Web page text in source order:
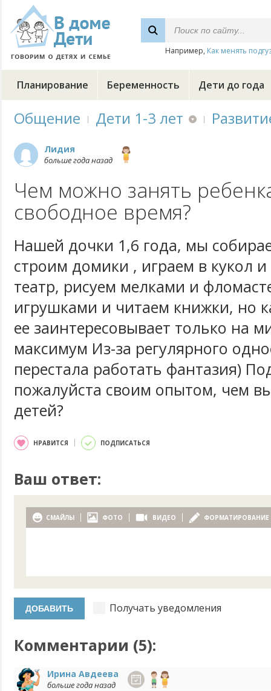
Например, Как менять
Планирование Беременность Дети до года
Общение Дети 1-3 лет
Лидия
больше года назад
Чем можно занять
свободное время?
Нашей дочки 1,6 года, мы
строим домики , играем в кукол
театр, рисуем мелками и
игрушками и читаем книжки, но
ее заинтересовывает только на
максимум Из-за регулярного
перестала работать фантазия)
пожалуйста своим опытом, чем
детей?
НРАВИТСЯ ПОДПИСАТЬСЯ
Ваш ответ:
СМАЙЛЫ ФОТО ВИДЕО ФОРМАТИРОВАНИЕ
Получать уведомления
Комментарии (5):
Ирина Авдеева
больше года назад